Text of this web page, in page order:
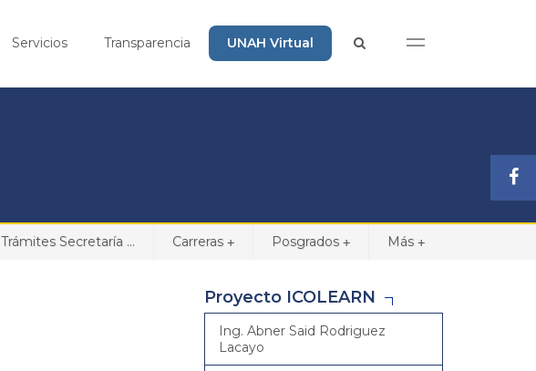
Servicios Transparencia UNAH Virtual
Trámites Secretaría ... +
Carreras +
Posgrados +
Más
Proyecto ICOLEARN
Ing. Abner Said Rodriguez
Lacayo